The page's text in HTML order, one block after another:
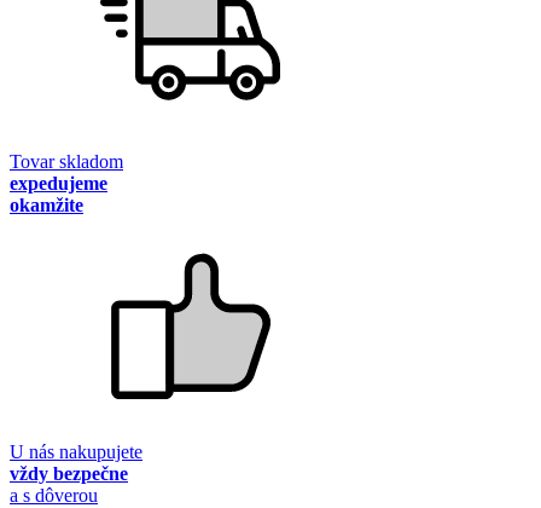
Tovar skladom
expedujeme
okamžite
U nás nakupujete
vždy bezpečne
a s dôverou